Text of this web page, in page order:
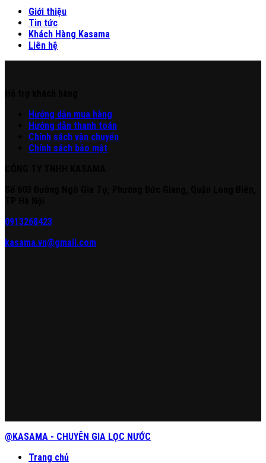
Giới thiệu
Tin tức
Khách Hàng Kasama
Liên hệ
Hướng dẫn mua hàng
Hướng dẫn thanh toán
Chính sách vận chuyển
Chính sách bảo mật
0913268423
kasama.vn@gmail.com
@KASAMA - CHUYÊN GIA LỌC NƯỚC
Trang chủ